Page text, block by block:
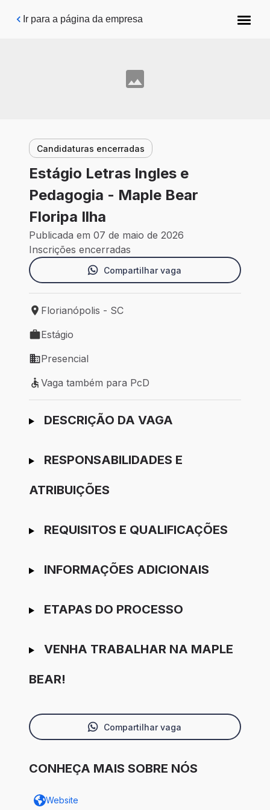
Pular para o conteúdo principal
Ir para a página da empresa
Candidaturas encerradas
Estágio Letras Ingles e
Pedagogia - Maple Bear
Floripa Ilha
Publicada em 07 de maio de 2026
Inscrições encerradas
Compartilhar vaga
Local de trabalho: Florianópolis - SC
Florianópolis - SC
Tipo de vaga: Estágio
Estágio
Modelo de trabalho: Presencial
Presencial
Vaga também para PcD
Vaga também para PcD
Ir para candidatura
DESCRIÇÃO DA VAGA
RESPONSABILIDADES E
ATRIBUIÇÕES
REQUISITOS E QUALIFICAÇÕES
INFORMAÇÕES ADICIONAIS
ETAPAS DO PROCESSO
VENHA TRABALHAR NA MAPLE
BEAR!
Compartilhar vaga
CONHEÇA MAIS SOBRE NÓS
Website